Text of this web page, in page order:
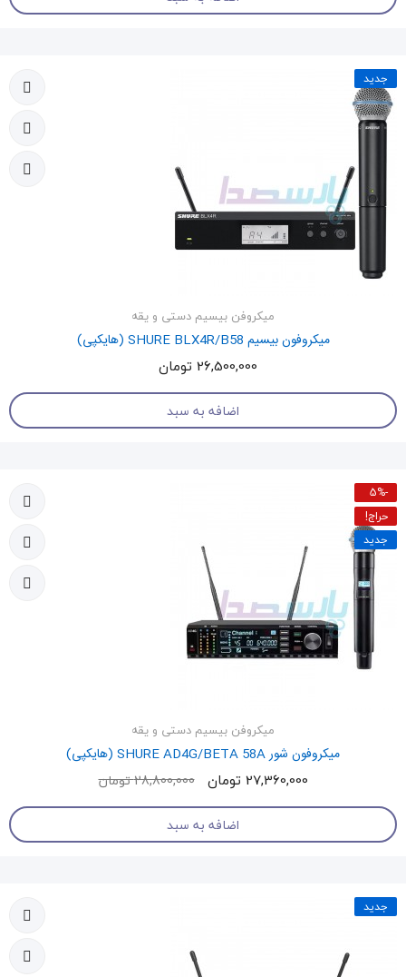
جدید
میکروفن بیسیم دستی و یقه
میکروفون بیسیم SHURE BLX4R/B58 (هایکپی)
26,500,000 تومان
اضافه به سبد
-5%
حراج!
جدید
میکروفن بیسیم دستی و یقه
میکروفون شور SHURE AD4G/BETA 58A (هایکپی)
27,360,000 تومان
28,800,000 تومان
اضافه به سبد
جدید